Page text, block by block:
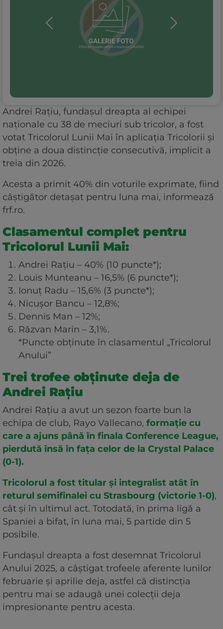
Andrei Rațiu, fundașul dreapta al echipei
naționale cu 38 de meciuri sub tricolor, a fost
votat Tricolorul Lunii Mai în aplicația Tricolorii și
obține a doua distincție consecutivă, implicit a
treia din 2026.
Acesta a primit 40% din voturile exprimate, fiind
câștigător detașat pentru luna mai, informează
frf.ro.
Clasamentul complet pentru
Tricolorul Lunii Mai:
Andrei Rațiu – 40% (10 puncte*);
Louis Munteanu – 16,5% (6 puncte*);
Ionuț Radu – 15,6% (3 puncte*);
Nicușor Bancu – 12,8%;
Dennis Man – 12%;
Răzvan Marin – 3,1%.
*Puncte obținute în clasamentul „Tricolorul
Anului”
Trei trofee obținute deja de
Andrei Rațiu
Andrei Rațiu a avut un sezon foarte bun la
echipa de club, Rayo Vallecano, formație cu
care a ajuns până în finala Conference League,
pierdută însă în fața celor de la Crystal Palace
(0-1).
Tricolorul a fost titular și integralist atât în
returul semifinalei cu Strasbourg (victorie 1-0),
cât și în ultimul act. Totodată, în prima ligă a
Spaniei a bifat, în luna mai, 5 partide din 5
posibile.
Fundașul dreapta a fost desemnat Tricolorul
Anului 2025, a câștigat trofeele aferente lunilor
februarie și aprilie deja, astfel că distincția
pentru mai se adaugă unei colecții deja
impresionante pentru acesta.